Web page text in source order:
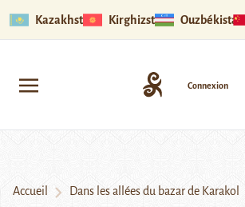
Kazakhstan Kirghizstan Ouzbékistan
Connexion
Accueil Dans les allées du bazar de Karakol